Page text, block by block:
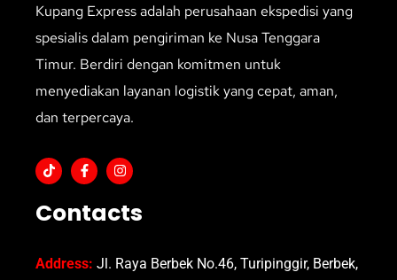
Kupang Express adalah perusahaan ekspedisi yang
spesialis dalam pengiriman ke Nusa Tenggara
Timur. Berdiri dengan komitmen untuk
menyediakan layanan logistik yang cepat, aman,
dan terpercaya.
Contacts
Address: Jl. Raya Berbek No.46, Turipinggir, Berbek,